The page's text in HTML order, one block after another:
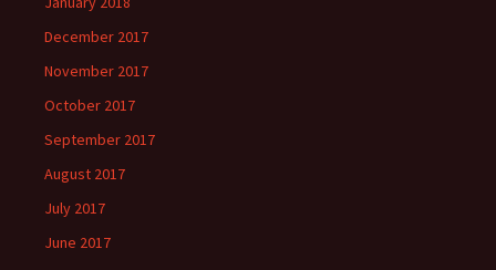
December 2017
November 2017
October 2017
September 2017
August 2017
July 2017
June 2017